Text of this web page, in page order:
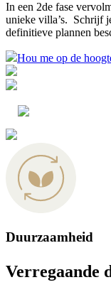
In een 2de fase
unieke villa’s. Schrijf
definitieve plannen
Hou me op de
Duurzaamheid
Verregaande